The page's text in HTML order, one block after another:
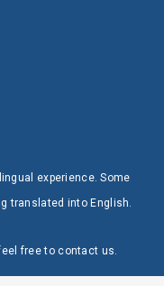
experience. Some
translated into English.
free to contact us.